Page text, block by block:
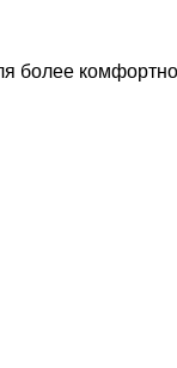
более